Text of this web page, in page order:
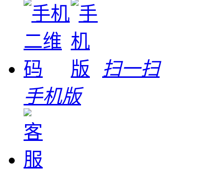
扫一扫
手机版